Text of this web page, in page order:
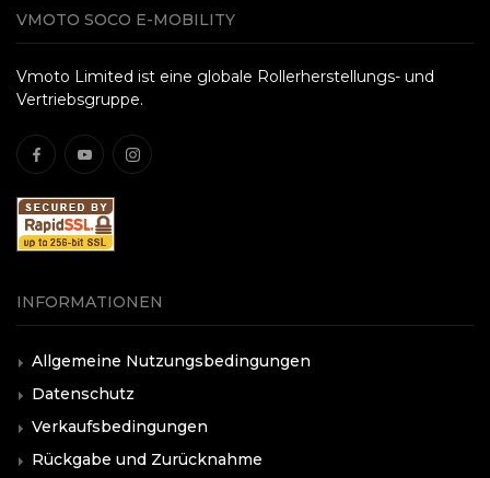
VMOTO SOCO E-MOBILITY
Vmoto Limited ist eine globale Rollerherstellungs- und
Vertriebsgruppe.
INFORMATIONEN
Allgemeine Nutzungsbedingungen
Datenschutz
Verkaufsbedingungen
Rückgabe und Zurücknahme